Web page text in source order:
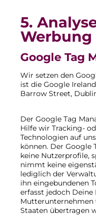
5.
Werbung
Google Tag
Wir setzen den
ist die Google
Barrow Street,
Der Google Tag
Hilfe wir Tracking-
Technologien auf
können. Der Google
keine Nutzerprofile,
nimmt keine
lediglich der
ihn eingebundenen
erfasst jedoch Deine
Mutterunternehmen
Staaten übertragen